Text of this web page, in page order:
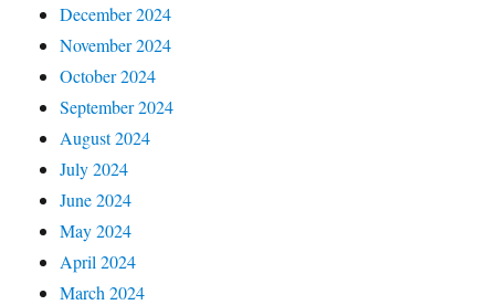
December 2024
November 2024
October 2024
September 2024
August 2024
July 2024
June 2024
May 2024
April 2024
March 2024